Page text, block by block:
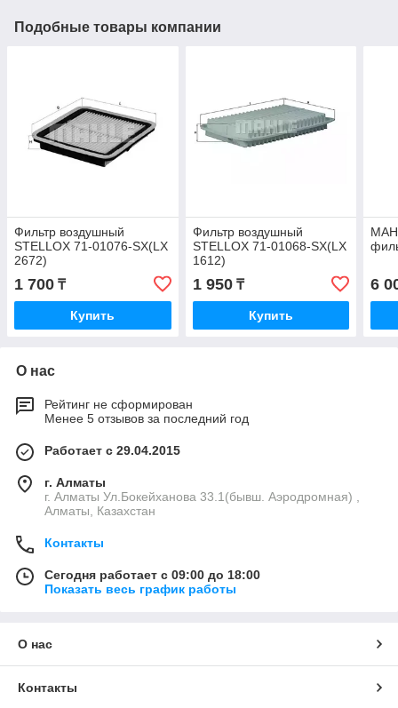
Подобные товары компании
Фильтр воздушный
STELLOX 71-01076-SX(LX
2672)
1 700 ₸
Купить
Фильтр воздушный
STELLOX 71-01068-SX(LX
1612)
1 950₸
Купить
6
О нас
Рейтинг не сформирован
Менее 5 отзывов за последний год
Работает с 29.04.2015
г. Алматы
г. Алматы Ул.Бокейханова 33.1(бывш. Аэродромная) ,
Алматы, Казахстан
Контакты
Сегодня работает с 09:00 до 18:00
Показать весь график работы
О нас
Контакты